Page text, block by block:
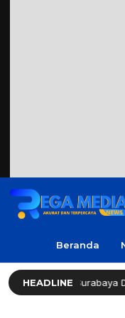
Beranda
HEADLINE
di Surabaya Dengan